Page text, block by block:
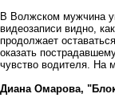
В Волжском мужчина
видеозаписи видно,
продолжает
оказать
чувство водителя. На
Диана Омарова,